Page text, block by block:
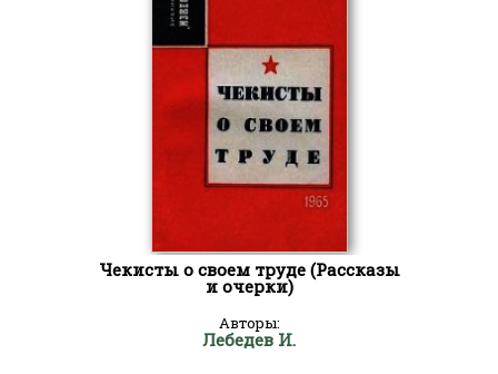
Чекисты о своем труде (Рассказы
и очерки)
Авторы:
Лебедев И.